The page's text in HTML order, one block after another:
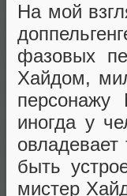
На мой
фазовых
Хайдом,
иногда у
быть
мистер